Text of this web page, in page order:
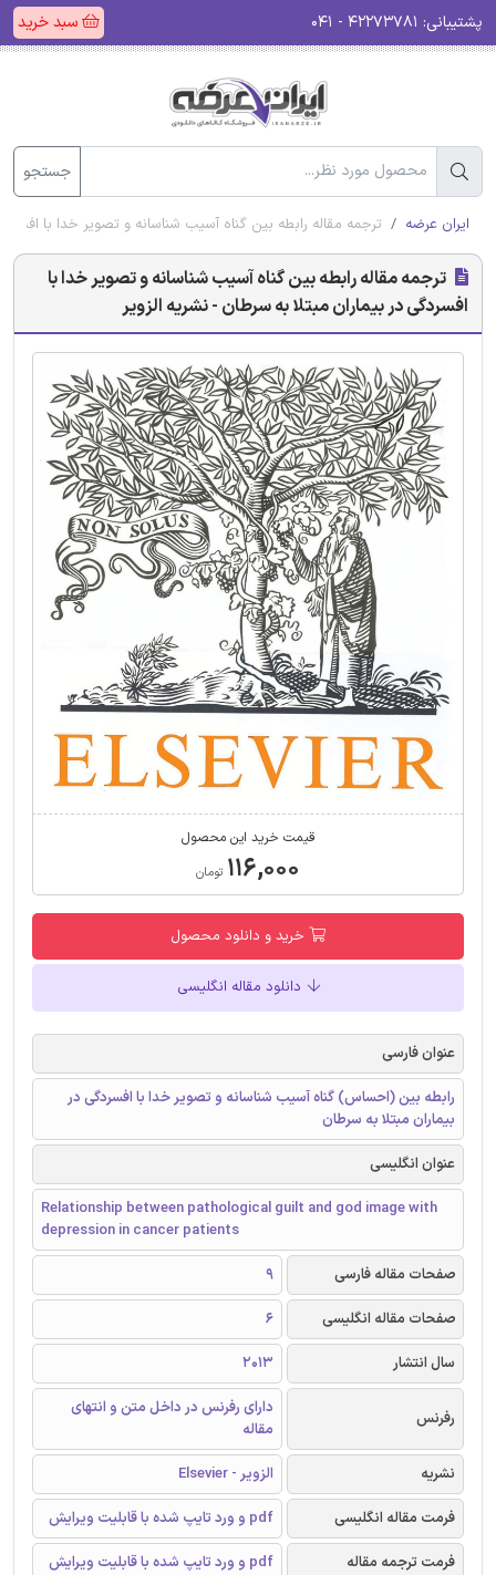
پشتیبانی: سبد خرید
جستجو
ایران عرضه ترجمه مقاله رابطه بین گناه آسیب شناسانه و تصویر خدا با
ترجمه مقاله رابطه بین گناه آسیب شناسانه و تصویر خدا با
افسردگی در بیماران مبتلا به سرطان - نشریه الزویر
قیمت خرید این محصول
۱۱۶,۰۰۰ تومان
خرید و دانلود محصول
دانلود مقاله انگلیسی
عنوان فارسی
رابطه بین (احساس) گناه آسیب شناسانه و تصویر خدا با افسردگی در
بیماران مبتلا به سرطان
عنوان انگلیسی
Relationship between pathological guilt and god image with
depression in cancer patients
صفحات مقاله فارسی
9
صفحات مقاله انگلیسی
6
سال انتشار
2013
رفرنس
دارای رفرنس در داخل متن و انتهای
مقاله
نشریه
الزویر - Elsevier
فرمت مقاله انگلیسی
pdf و ورد تایپ شده با قابلیت ویرایش
فرمت ترجمه مقاله
pdf و ورد تایپ شده با قابلیت ویرایش